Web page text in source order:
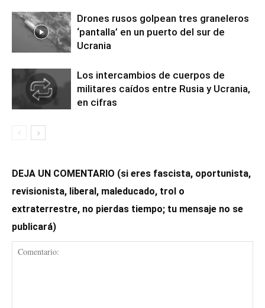
Drones rusos golpean tres graneleros
‘pantalla’ en un puerto del sur de
Ucrania
Los intercambios de cuerpos de
militares caídos entre Rusia y Ucrania,
en cifras
DEJA UN COMENTARIO (si eres fascista, oportunista,
revisionista, liberal, maleducado, trol o
extraterrestre, no pierdas tiempo; tu mensaje no se
publicará)